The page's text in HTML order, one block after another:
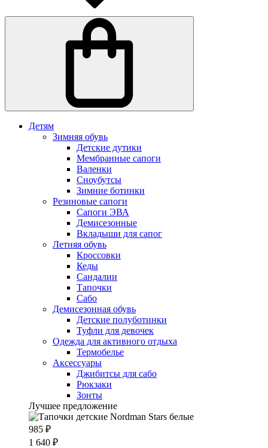
Детям
Зимняя обувь
Детские дутики
Мембранные сапоги
Валенки
Сноубутсы
Зимние ботинки
Резиновые сапоги
Сапоги ЭВА
Демисезонные
Вкладыши для сапог
Летняя обувь
Кроссовки
Кеды
Сандалии
Тапочки
Сабо
Демисезонная обувь
Детские полуботинки
Туфли для девочек
Одежда для активного отдыха
Термобелье
Аксессуары
Джибитсы для сабо
Рюкзаки
Зонты
Лучшее предложение
985 ₽
1 640 ₽